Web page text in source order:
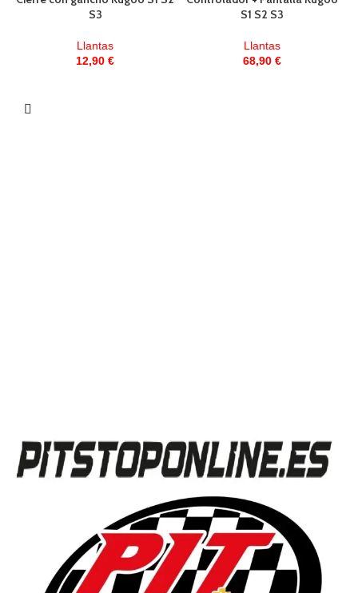
AGOTAD
S3
Llantas
12,90€
AGOTAD
S1 S2 S3
Llantas
68,90€